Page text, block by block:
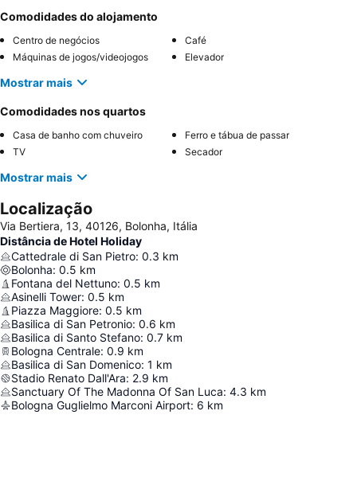
Comodidades do alojamento
Centro de negócios
Café
Máquinas de jogos/videojogos
Elevador
Mostrar mais
Comodidades nos quartos
Casa de banho com chuveiro
Ferro e tábua de passar
TV
Secador
Mostrar mais
Localização
Via Bertiera, 13, 40126, Bolonha, Itália
Distância de Hotel Holiday
Cattedrale di San Pietro: 0.3 km
Bolonha: 0.5 km
Fontana del Nettuno: 0.5 km
Asinelli Tower: 0.5 km
Piazza Maggiore: 0.5 km
Basilica di San Petronio: 0.6 km
Basilica di Santo Stefano: 0.7 km
Bologna Centrale: 0.9 km
Basilica di San Domenico: 1 km
Stadio Renato Dall'Ara: 2.9 km
Sanctuary Of The Madonna Of San Luca: 4.3 km
Bologna Guglielmo Marconi Airport: 6 km